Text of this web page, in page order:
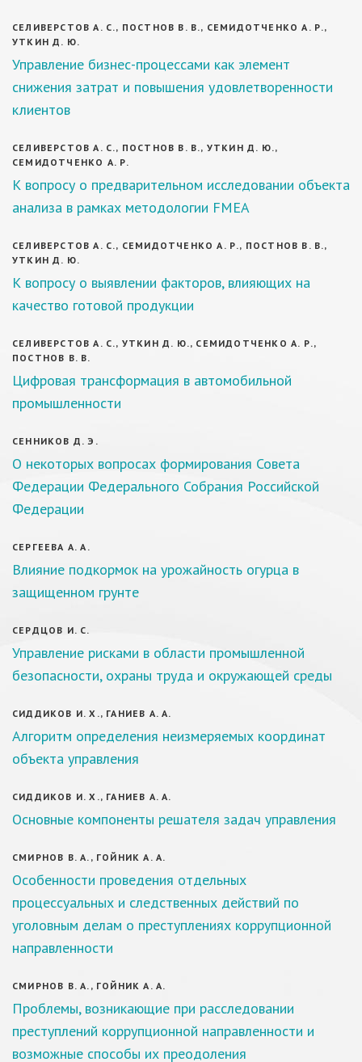
СЕЛИВЕРСТОВ А. С., ПОСТНОВ В. В., СЕМИДОТЧЕНКО А. Р.,
УТКИН Д. Ю.
Управление бизнес-процессами как элемент
снижения затрат и повышения удовлетворенности
клиентов
СЕЛИВЕРСТОВ А. С., ПОСТНОВ В. В., УТКИН Д. Ю.,
СЕМИДОТЧЕНКО А. Р.
К вопросу о предварительном исследовании объекта
анализа в рамках методологии FMEA
СЕЛИВЕРСТОВ А. С., СЕМИДОТЧЕНКО А. Р., ПОСТНОВ В. В.,
УТКИН Д. Ю.
К вопросу о выявлении факторов, влияющих на
качество готовой продукции
СЕЛИВЕРСТОВ А. С., УТКИН Д. Ю., СЕМИДОТЧЕНКО А. Р.,
ПОСТНОВ В. В.
Цифровая трансформация в автомобильной
промышленности
СЕННИКОВ Д. Э.
О некоторых вопросах формирования Совета
Федерации Федерального Собрания Российской
Федерации
СЕРГЕЕВА А. А.
Влияние подкормок на урожайность огурца в
защищенном грунте
СЕРДЦОВ И. С.
Управление рисками в области промышленной
безопасности, охраны труда и окружающей среды
СИДДИКОВ И. Х., ГАНИЕВ А. А.
Алгоритм определения неизмеряемых координат
объекта управления
СИДДИКОВ И. Х., ГАНИЕВ А. А.
Основные компоненты решателя задач управления
СМИРНОВ В. А., ГОЙНИК А. А.
Особенности проведения отдельных
процессуальных и следственных действий по
уголовным делам о преступлениях коррупционной
направленности
СМИРНОВ В. А., ГОЙНИК А. А.
Проблемы, возникающие при расследовании
преступлений коррупционной направленности и
возможные способы их преодоления